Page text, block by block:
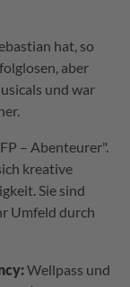
hat, so
aber
und war
– Abenteurer".
kreative
Sie sind
Umfeld durch
Wellpass und